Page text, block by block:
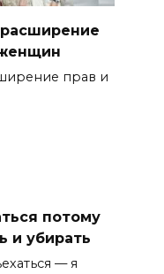
прав и
потому
и убирать
— я